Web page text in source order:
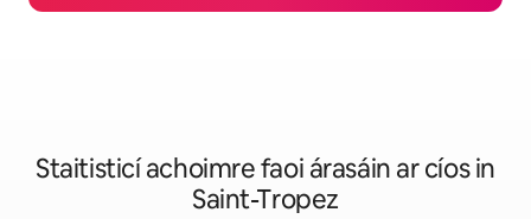
Staitisticí achoimre faoi árasáin ar cíos in
Saint-Tropez